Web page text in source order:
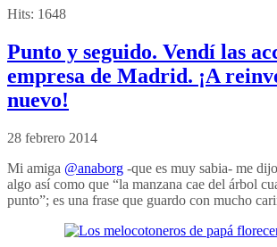
Hits: 1648
Punto y seguido. Vendí las
empresa de Madrid. ¡A
nuevo!
28 febrero 2014
Mi amiga @anaborg -que es muy sabia- me
algo así como que “la manzana cae del árbol
punto”; es una frase que guardo con mucho